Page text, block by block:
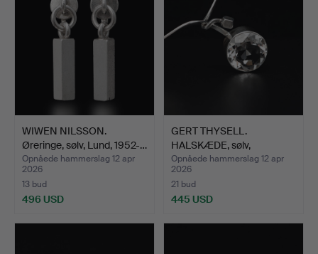
WIWEN NILSSON.
Øreringe, sølv, Lund, 1952-…
Opnåede hammerslag 12 apr
2026
13 bud
496 USD
GERT THYSELL.
HALSKÆDE, sølv,
stenkrystal,…
Opnåede hammerslag 12 apr
2026
21 bud
445 USD